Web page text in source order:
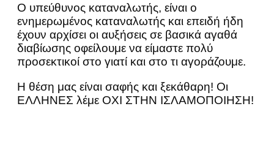
Ο υπεύθυνος καταναλωτής, είναι ο
ενημερωμένος καταναλωτής και επειδή ήδη
έχουν αρχίσει οι αυξήσεις σε βασικά αγαθά
διαβίωσης οφείλουμε να είμαστε πολύ
προσεκτικοί στο γιατί και στο τι αγοράζουμε.
Η θέση μας είναι σαφής και ξεκάθαρη! Οι
ΕΛΛΗΝΕΣ λέμε ΟΧΙ ΣΤΗΝ ΙΣΛΑΜΟΠΟΙΗΣΗ!